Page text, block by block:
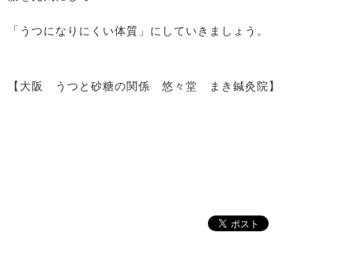
「うつになりにくい体質」にしていきましょう。
【大阪 うつと砂糖の関係 悠々堂 まき鍼灸院】